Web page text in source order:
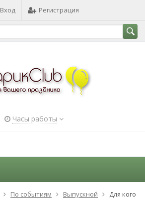
Вход Регистрация
Часы работы
По событиям Выпускной Для кого